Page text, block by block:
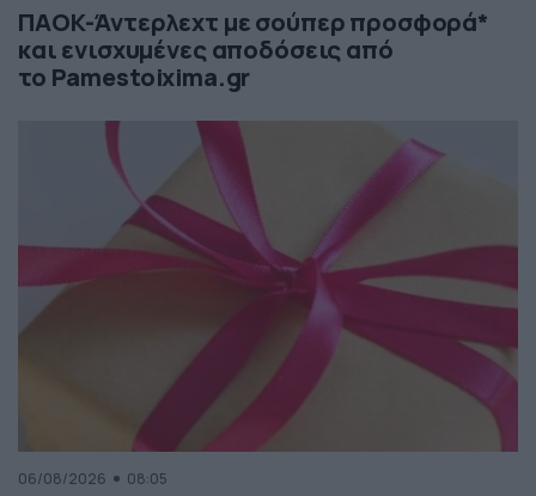
ΠΑΟΚ-Άντερλεχτ με σούπερ προσφορά*
και ενισχυμένες αποδόσεις από
το Pamestoixima.gr
06/08/2026 08:05